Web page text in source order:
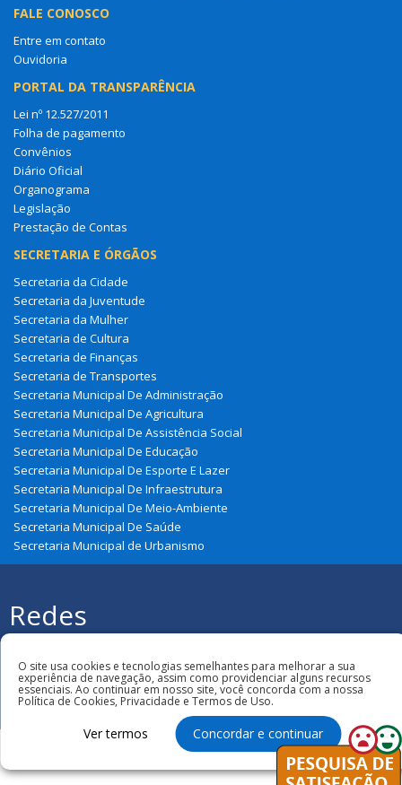
FALE CONOSCO
Entre em contato
Ouvidoria
PORTAL DA TRANSPARÊNCIA
Lei nº 12.527/2011
Folha de pagamento
Convênios
Diário Oficial
Organograma
Legislação
Prestação de Contas
SECRETARIA E ÓRGÃOS
Secretaria da Cidade
Secretaria da Juventude
Secretaria da Mulher
Secretaria de Cultura
Secretaria de Finanças
Secretaria de Transportes
Secretaria Municipal De Administração
Secretaria Municipal De Agricultura
Secretaria Municipal De Assistência Social
Secretaria Municipal De Educação
Secretaria Municipal De Esporte E Lazer
Secretaria Municipal De Infraestrutura
Secretaria Municipal De Meio-Ambiente
Secretaria Municipal De Saúde
Secretaria Municipal de Urbanismo
Redes
Sociais
O site usa cookies e tecnologias semelhantes para melhorar a sua
experiência de navegação, assim como providenciar alguns recursos
essenciais. Ao continuar em nosso site, você concorda com a nossa
Política de Cookies, Privacidade e Termos de Uso.
Ver termos Concordar e continuar